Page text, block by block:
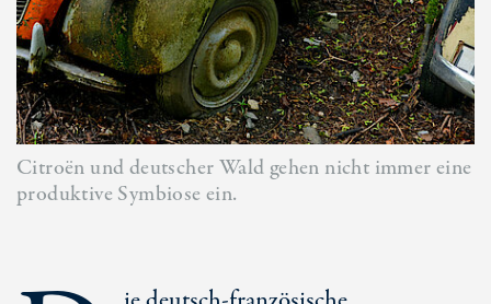
Citroën und deutscher Wald gehen nicht immer eine
produktive Symbiose ein.